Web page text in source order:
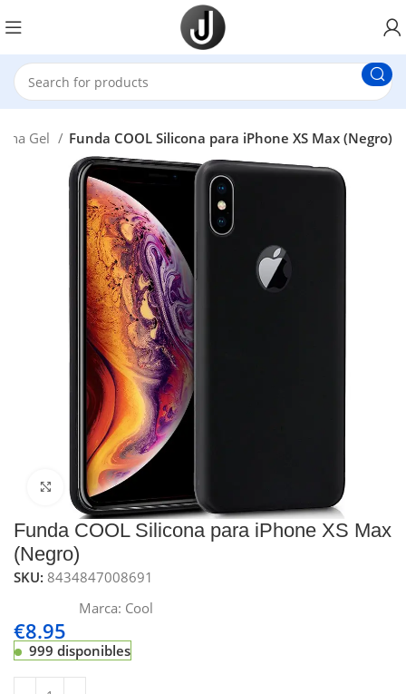
Gel Funda COOL Silicona para iPhone XS Max (Negro)
Click to enlarge
Funda COOL Silicona para iPhone XS Max
(Negro)
SKU:8434847008691
Marca: Cool
€8.95
999 disponibles